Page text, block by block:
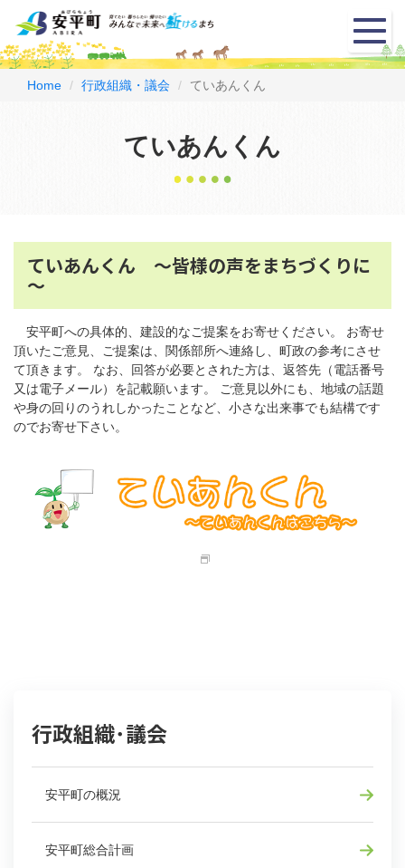
メ
ニ
ュ
Home 行政組織・議会 ていあんくん
ていあんくん
ていあんくん ～皆様の声をまちづくりに
～
安平町への具体的、建設的なご提案をお寄せください。 お寄せ
頂いたご意見、ご提案は、関係部所へ連絡し、町政の参考にさせ
て頂きます。 なお、回答が必要とされた方は、返答先（電話番号
又は電子メール）を記載願います。 ご意見以外にも、地域の話題
や身の回りのうれしかったことなど、小さな出来事でも結構です
のでお寄せ下さい。
行政組織･議会
安平町の概況
安平町総合計画